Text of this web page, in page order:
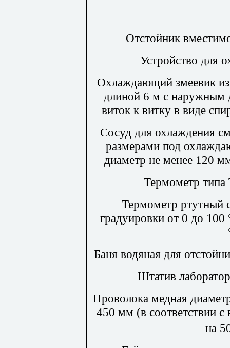
Отстойник
Устройство для
Охлаждающий змеевик
длиной 6 м с наружным
виток к витку в виде
Сосуд для охлаждения
размерами под
диаметр не менее 120
Термометр
Термометр ртутный
градуировки от 0 до 100
Баня водяная для
Штатив
Проволока медная
450 мм (в соответствии с
на